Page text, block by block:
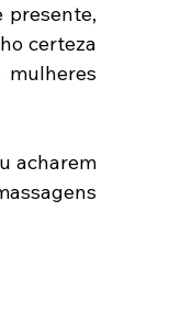
presente,
certeza
acharem